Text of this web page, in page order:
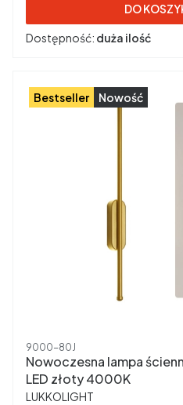
DO
Dostępność: duża ilość
Bestseller Nowość
Kod produktu
9000-80J
Nowoczesna lampa
LED złoty 4000K
PRODUCENT
LUKKOLIGHT